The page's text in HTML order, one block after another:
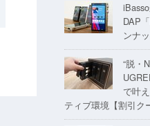
DAP
ンナ
“脱・
で叶
ティブ環境【割引ク